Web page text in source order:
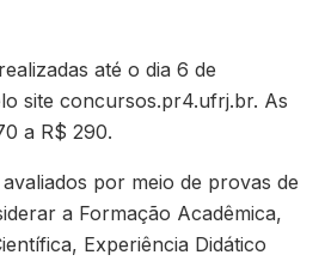
até o dia 6 de
site concursos.pr4.ufrj.br. As
a R$ 290.
por meio de provas de
a Formação Acadêmica,
Experiência Didático